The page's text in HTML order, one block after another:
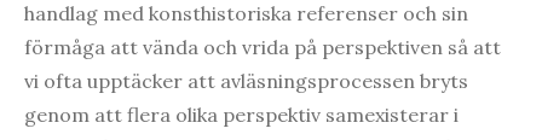
handlag med konsthistoriska referenser och sin
förmåga att vända och vrida på perspektiven så att
vi ofta upptäcker att avläsningsprocessen bryts
genom att flera olika perspektiv samexisterar i